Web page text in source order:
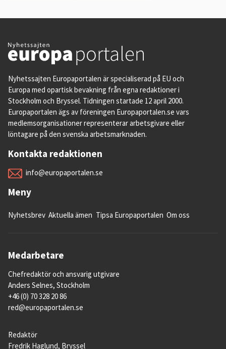
Nyhetssajten Europaportalen är specialiserad på EU och
Europa med opartisk bevakning från egna redaktioner i
Stockholm och Bryssel. Tidningen startade 12 april 2000.
Europaportalen ägs av föreningen Europaportalen.se vars
medlemsorganisationer representerar arbetsgivare eller
löntagare på den svenska arbetsmarknaden.
Kontakta redaktionen
info@europaportalen.se
Meny
Nyhetsbrev Aktuella ämen Tipsa Europaportalen Om oss
Medarbetare
Chefredaktör och ansvarig utgivare
Anders Selnes, Stockholm
+46 (0) 70 328 20 86
red@europaportalen.se
Redaktör
Fredrik Haglund, Bryssel